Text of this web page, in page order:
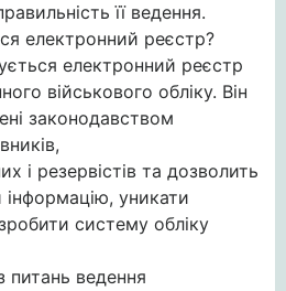
її ведення.
електронний реєстр?
електронний реєстр
військового обліку. Він
законодавством
і резервістів та дозволить
уникати
систему обліку
питань ведення